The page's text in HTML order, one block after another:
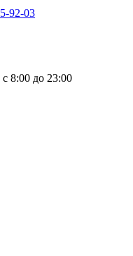
92-03
8:00 до 23:00